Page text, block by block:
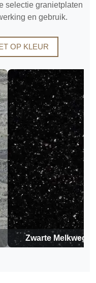
selectie granietplaten
en gebruik.
OP KLEUR
Zwarte Melkweg